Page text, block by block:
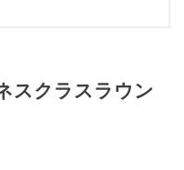
スクラスラウン